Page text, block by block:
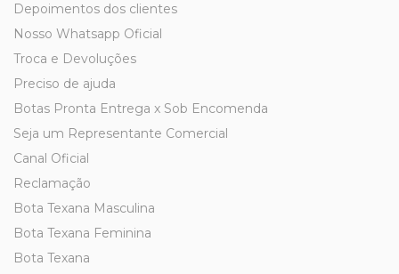
Depoimentos dos clientes
Nosso Whatsapp Oficial
Troca e Devoluções
Preciso de ajuda
Botas Pronta Entrega x Sob Encomenda
Seja um Representante Comercial
Canal Oficial
Reclamação
Bota Texana Masculina
Bota Texana Feminina
Bota Texana